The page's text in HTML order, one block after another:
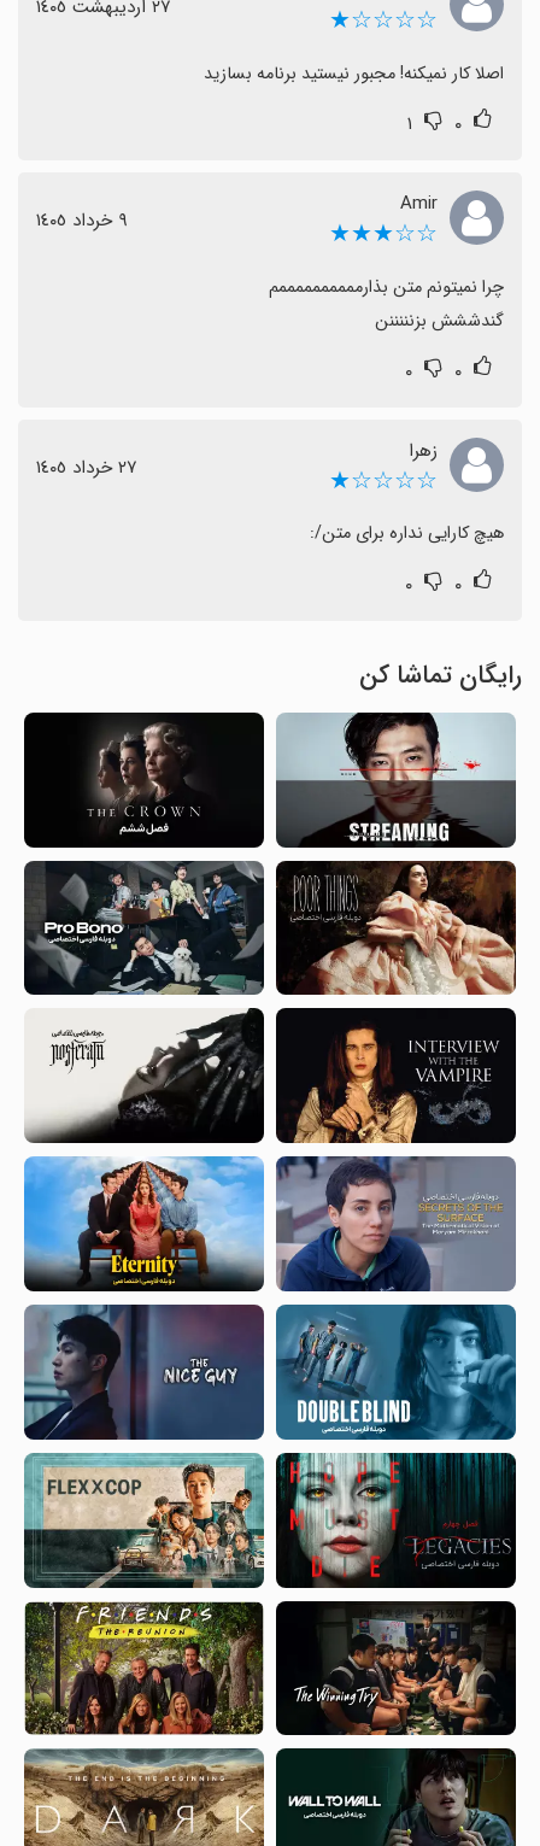
☆☆☆☆★ ٢٧ اردیبهشت ١٤٠٥
اصلا کار نمیکنه! مجبور نیستید برنامه بسازید
۰ ۱
Amir
☆☆★★★ ٩ خرداد ١٤٠٥
گندششش بزنننننن
۰ ۰
زهرا
☆☆☆☆★ ٢٧ خرداد ١٤٠٥
هیچ کارایی نداره برای متن/:
۰ ۰
رایگان تماشا کن